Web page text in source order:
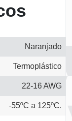
Naranjado
Termoplástico
22-16 AWG
-55ºC a 125ºC.